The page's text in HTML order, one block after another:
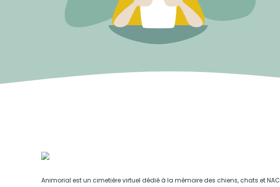
Animorial est un cimetière virtuel dédié à la mémoire des chiens, chats et NAC